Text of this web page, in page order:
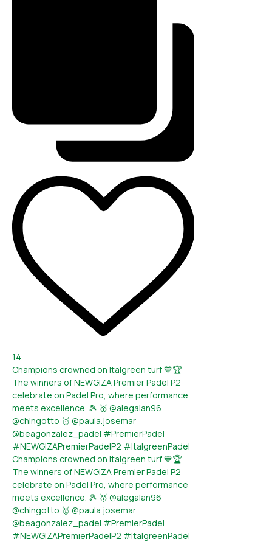
14
Champions crowned on Italgreen turf 💙🏆
The winners of NEWGIZA Premier Padel P2
celebrate on Padel Pro, where performance
meets excellence. 🎾 🥇 @alegalan96
@chingotto 🥇 @paula.josemar
@beagonzalez_padel #PremierPadel
#NEWGIZAPremierPadelP2 #ItalgreenPadel
Champions crowned on Italgreen turf 💙🏆
The winners of NEWGIZA Premier Padel P2
celebrate on Padel Pro, where performance
meets excellence. 🎾 🥇 @alegalan96
@chingotto 🥇 @paula.josemar
@beagonzalez_padel #PremierPadel
#NEWGIZAPremierPadelP2 #ItalgreenPadel